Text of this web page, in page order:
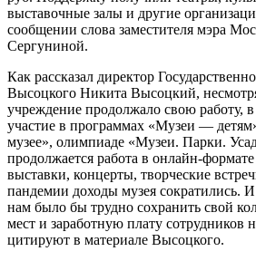
выставочные залы и другие
сообщении слова заместителя мэра
Сергуниной.
Как рассказал директор
Высоцкого Никита Высоцкий,
учреждение продолжало свою работу,
участие в программах «Музеи —
музее», олимпиаде «Музеи. Парки.
продолжается работа в онлайн-
выставки, концерты, творческие
пандемии доходы музея сократились.
нам было бы трудно сохранить свой
мест и заработную плату
цитируют в материале Высоцкого.